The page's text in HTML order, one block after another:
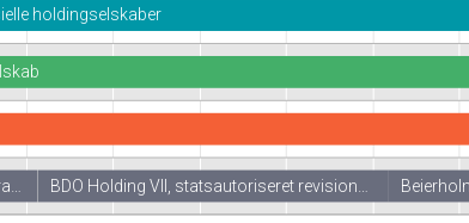
holdingselskaber
BDO Holding VII, statsautoriseret revision…